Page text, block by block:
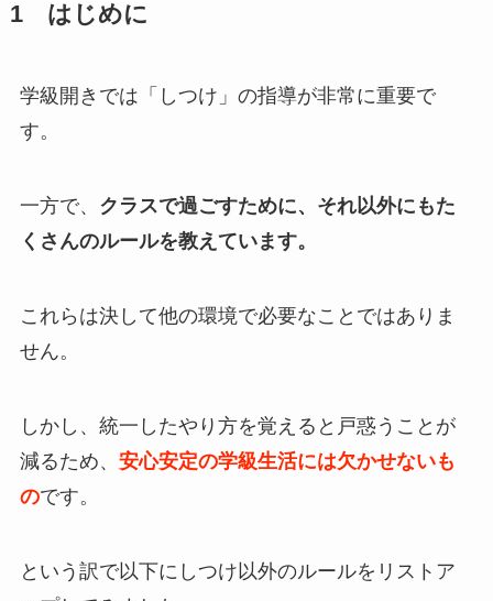
1 はじめに
学級開きでは「しつけ」の指導が非常に重要で
す。
一方で、 クラスで過ごすために、それ以外にもた
くさんのルールを教えています。
これらは決して他の環境で必要なことではありま
せん。
しかし、統一したやり方を覚えると戸惑うことが
減るため、 安心安定の学級生活には欠かせないも
のです。
という訳で以下にしつけ以外のルールをリストア